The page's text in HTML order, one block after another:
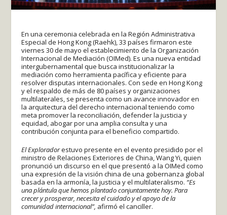
En una ceremonia celebrada en la Región Administrativa
Especial de Hong Kong (Raehk), 33 países firmaron este
viernes 30 de mayo el establecimiento de la Organización
Internacional de Mediación (OIMed). Es una nueva entidad
intergubernamental que busca institucionalizar la
mediación como herramienta pacífica y eficiente para
resolver disputas internacionales. Con sede en Hong Kong
y el respaldo de más de 80 países y organizaciones
multilaterales, se presenta como un avance innovador en
la arquitectura del derecho internacional teniendo como
meta promover la reconciliación, defender la justicia y
equidad, abogar por una amplia consulta y una
contribución conjunta para el beneficio compartido.
El Exploradorestuvo presente en el evento presidido por el
ministro de Relaciones Exteriores de China, Wang Yi, quien
pronunció un discurso en el que presentó a la OIMed como
una expresión de la visión china de una gobernanza global
basada en la armonía, la justicia y el multilateralismo. “Es
una plántula que hemos plantado conjuntamente hoy. Para
crecer y prosperar, necesita el cuidado y el apoyo de la
comunidad internacional”, afirmó el canciller.